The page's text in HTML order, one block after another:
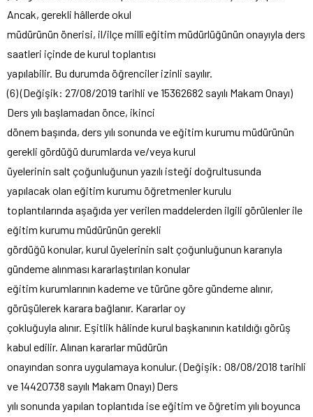
Ancak, gerekli hâllerde okul
müdürünün önerisi, il/ilçe millî eğitim müdürlüğünün onayıyla ders
saatleri içinde de kurul toplantısı
yapılabilir. Bu durumda öğrenciler izinli sayılır.
(6) (Değişik: 27/08/2019 tarihli ve 15362682 sayılı Makam Onayı)
Ders yılı başlamadan önce, ikinci
dönem başında, ders yılı sonunda ve eğitim kurumu müdürünün
gerekli gördüğü durumlarda ve/veya kurul
üyelerinin salt çoğunluğunun yazılı isteği doğrultusunda
yapılacak olan eğitim kurumu öğretmenler kurulu
toplantılarında aşağıda yer verilen maddelerden ilgili görülenler ile
eğitim kurumu müdürünün gerekli
gördüğü konular, kurul üyelerinin salt çoğunluğunun kararıyla
gündeme alınması kararlaştırılan konular
eğitim kurumlarının kademe ve türüne göre gündeme alınır,
görüşülerek karara bağlanır. Kararlar oy
çokluğuyla alınır. Eşitlik hâlinde kurul başkanının katıldığı görüş
kabul edilir. Alınan kararlar müdürün
onayından sonra uygulamaya konulur. (Değişik: 08/08/2018 tarihli
ve 14420738 sayılı Makam Onayı) Ders
yılı sonunda yapılan toplantıda ise eğitim ve öğretim yılı boyunca